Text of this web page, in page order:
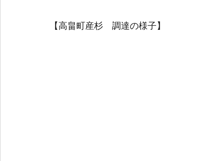
【高畠町産杉　調達の様子】